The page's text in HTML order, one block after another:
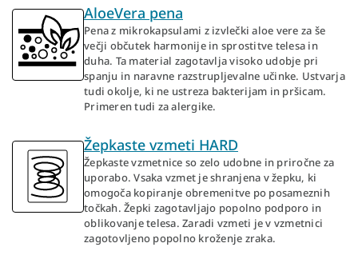
AloeVera pena
Pena z mikrokapsulami z izvlečki aloe vere za še
večji občutek harmonije in sprostitve telesa in
duha. Ta material zagotavlja visoko udobje pri
spanju in naravne razstrupljevalne učinke. Ustvarja
tudi okolje, ki ne ustreza bakterijam in pršicam.
Primeren tudi za alergike.
Žepkaste vzmeti HARD
Žepkaste vzmetnice so zelo udobne in priročne za
uporabo. Vsaka vzmet je shranjena v žepku, ki
omogoča kopiranje obremenitve po posameznih
točkah. Žepki zagotavljajo popolno podporo in
oblikovanje telesa. Zaradi vzmeti je v vzmetnici
zagotovljeno popolno kroženje zraka.